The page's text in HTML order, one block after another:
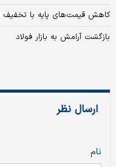
کاهش قیمت‌های پایه با تخفیف
بازگشت آرامش به بازار فولاد
ارسال نظر
نام